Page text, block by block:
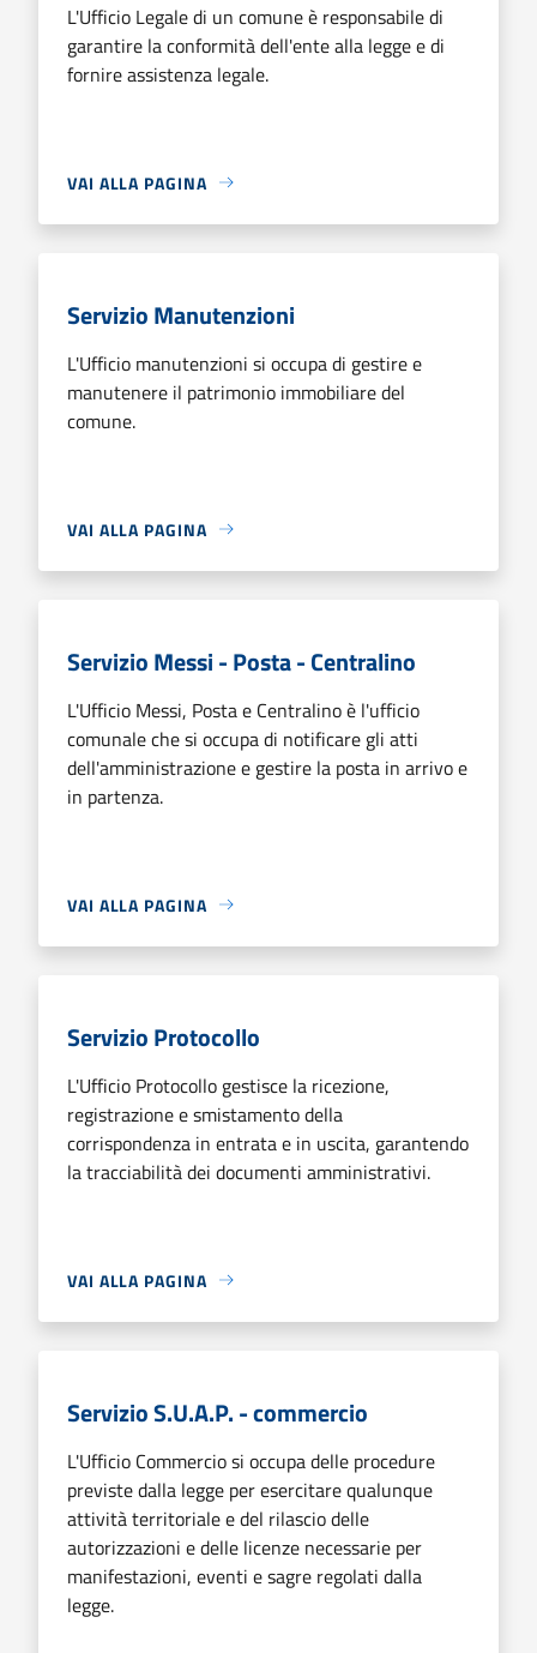
L'Ufficio Legale di un comune è responsabile di
garantire la conformità dell'ente alla legge e di
fornire assistenza legale.
VAI ALLA PAGINA
Servizio Manutenzioni
L'Ufficio manutenzioni si occupa di gestire e
manutenere il patrimonio immobiliare del
comune.
VAI ALLA PAGINA
Servizio Messi - Posta - Centralino
L'Ufficio Messi, Posta e Centralino è l'ufficio
comunale che si occupa di notificare gli atti
dell'amministrazione e gestire la posta in arrivo e
in partenza.
VAI ALLA PAGINA
Servizio Protocollo
L'Ufficio Protocollo gestisce la ricezione,
registrazione e smistamento della
corrispondenza in entrata e in uscita, garantendo
la tracciabilità dei documenti amministrativi.
VAI ALLA PAGINA
Servizio S.U.A.P. - commercio
L'Ufficio Commercio si occupa delle procedure
previste dalla legge per esercitare qualunque
attività territoriale e del rilascio delle
autorizzazioni e delle licenze necessarie per
manifestazioni, eventi e sagre regolati dalla
legge.